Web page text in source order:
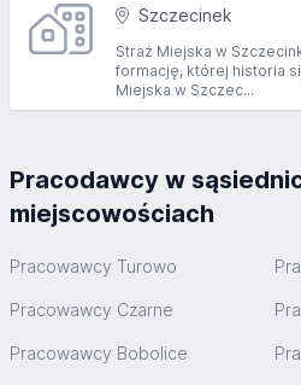
Szczecinek
Straż Miejska w
formację, której historia
Miejska w Szczec...
Pracodawcy w
miejscowościach
Pracowawcy Turowo
Pracowawcy Czarne
Pracowawcy Bobolice